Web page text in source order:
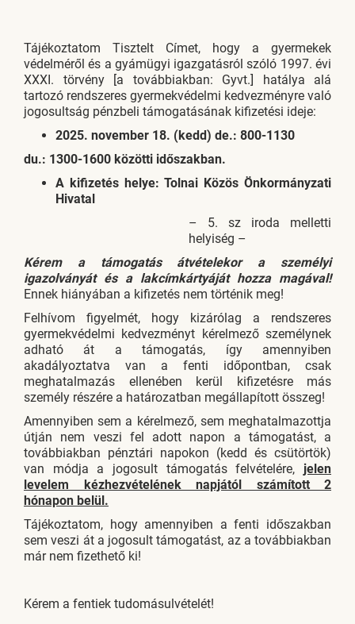
Tájékoztatom Tisztelt Címet, hogy a gyermekek
védelméről és a gyámügyi igazgatásról szóló 1997. évi
XXXI. törvény [a továbbiakban: Gyvt.] hatálya alá
tartozó rendszeres gyermekvédelmi kedvezményre való
jogosultság pénzbeli támogatásának kifizetési ideje:
2025. november 18. (kedd) de.: 800-1130
du.: 1300-1600 közötti időszakban.
A kifizetés helye:Tolnai Közös Önkormányzati
Hivatal
–
5. sz iroda melletti
helyiség –
Kérem a támogatás átvételekor a személyi
igazolványát és a lakcímkártyáját hozza magával!
Ennek hiányában a kifizetés nem történik meg!
Felhívom figyelmét, hogy kizárólag a rendszeres
gyermekvédelmi kedvezményt kérelmező személynek
adható át a támogatás, így amennyiben
akadályoztatva van a fenti időpontban, csak
meghatalmazás ellenében kerül kifizetésre más
személy részére a határozatban megállapított összeg!
Amennyiben sem a kérelmező, sem meghatalmazottja
útján nem veszi fel adott napon a támogatást, a
továbbiakban pénztári napokon (kedd és csütörtök)
van módja a jogosult támogatás felvételére, jelen
levelem kézhezvételének napjától számított 2
hónapon belül.
Tájékoztatom, hogy amennyiben a fenti időszakban
sem veszi át a jogosult támogatást, az a továbbiakban
már nem fizethető ki!
Kérem a fentiek tudomásulvételét!